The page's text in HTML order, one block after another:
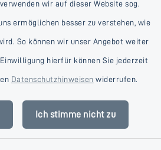
wir auf dieser Website sog.
ermöglichen besser zu verstehen, wie
So können wir unser Angebot weiter
hierfür können Sie jederzeit
Datenschutzhinweisen widerrufen.
Ich stimme nicht zu
Kontakt
Datenschutz